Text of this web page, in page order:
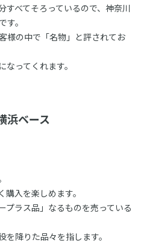
すべてそろっているので、神奈川
。
様の中で「名物」と評されてお
ってくれます。
浜ベース
入を楽しめます。
プラス品」なるものを売っている
降りた品々を指します。